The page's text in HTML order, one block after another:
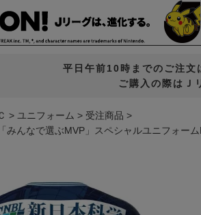
平日午前10時までのご注文
ご購入の際はＪ
ユニフォーム
受注商品
みんなで選ぶMVP」スペシャルユニフォーム